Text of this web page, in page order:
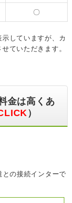
〇
していますが、カ
ていただきます。
金は高くあ
）
の接続インターで